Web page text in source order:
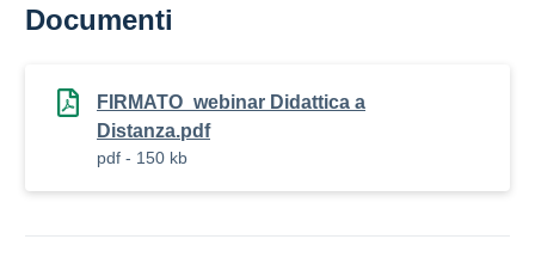
Documenti
FIRMATO_webinar Didattica a
Distanza.pdf
pdf - 150 kb